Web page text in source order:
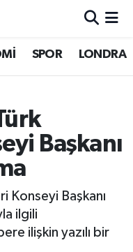
SPOR LONDRA
Başkanı
Konseyi Başkanı
ilgili
ilişkin yazılı bir